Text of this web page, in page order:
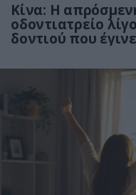
Κίνα: Η
οδοντιατρείο
δοντιού που